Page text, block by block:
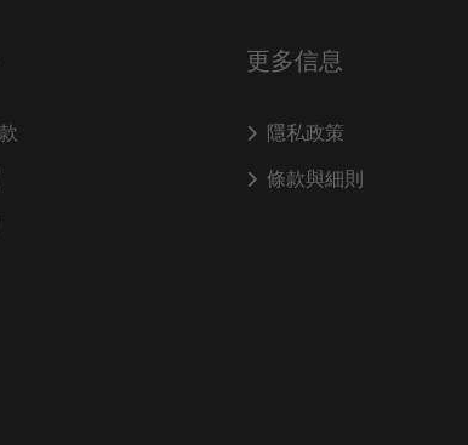
更多信息
隱私政策
條款與細則